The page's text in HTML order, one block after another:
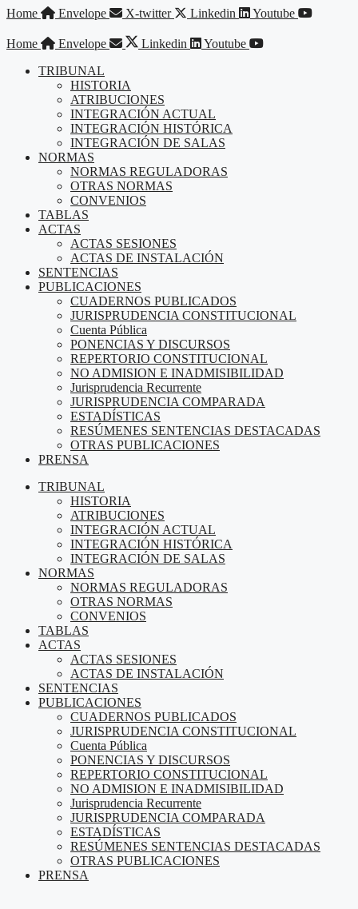
Saltar
contenido
Home Envelope X-twitter Linkedin Youtube
Home Envelope Linkedin
Youtube
TRIBUNAL
HISTORIA
ATRIBUCIONES
INTEGRACIÓN ACTUAL
INTEGRACIÓN HISTÓRICA
INTEGRACIÓN DE SALAS
NORMAS
NORMAS REGULADORAS
OTRAS NORMAS
CONVENIOS
TABLAS
ACTAS
ACTAS SESIONES
ACTAS DE INSTALACIÓN
SENTENCIAS
PUBLICACIONES
CUADERNOS PUBLICADOS
JURISPRUDENCIA CONSTITUCIONAL
Cuenta Pública
PONENCIAS Y DISCURSOS
REPERTORIO CONSTITUCIONAL
NO ADMISION E INADMISIBILIDAD
Jurisprudencia Recurrente
JURISPRUDENCIA COMPARADA
ESTADÍSTICAS
RESÚMENES SENTENCIAS DESTACADAS
OTRAS PUBLICACIONES
PRENSA
TRIBUNAL
HISTORIA
ATRIBUCIONES
INTEGRACIÓN ACTUAL
INTEGRACIÓN HISTÓRICA
INTEGRACIÓN DE SALAS
NORMAS
NORMAS REGULADORAS
OTRAS NORMAS
CONVENIOS
TABLAS
ACTAS
ACTAS SESIONES
ACTAS DE INSTALACIÓN
SENTENCIAS
PUBLICACIONES
CUADERNOS PUBLICADOS
JURISPRUDENCIA CONSTITUCIONAL
Cuenta Pública
PONENCIAS Y DISCURSOS
REPERTORIO CONSTITUCIONAL
NO ADMISION E INADMISIBILIDAD
Jurisprudencia Recurrente
JURISPRUDENCIA COMPARADA
ESTADÍSTICAS
RESÚMENES SENTENCIAS DESTACADAS
OTRAS PUBLICACIONES
PRENSA